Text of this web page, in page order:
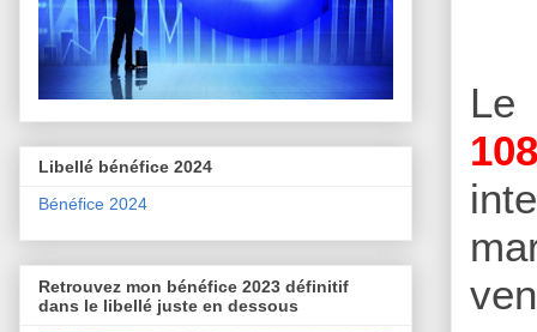
Libellé bénéfice 2024
Bénéfice 2024
Retrouvez mon bénéfice 2023 définitif
dans le libellé juste en dessous